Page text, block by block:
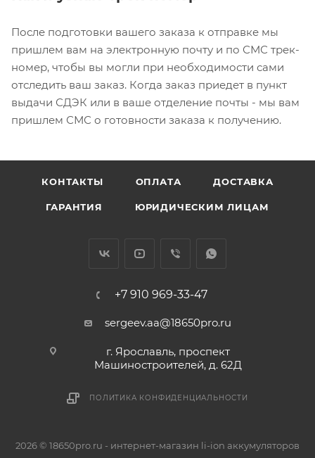
После подготовки вашего заказа к отправке мы
пришлем вам на электронную почту и по СМС трек-
номер, чтобы вы могли при необходимости сами
отследить ваш заказ. Когда заказ приедет в пункт
выдачи СДЭК или в ваше отделение почты - мы вам
пришлем СМС о готовности заказа к получению.
КОНТАКТЫ ОПЛАТА ДОСТАВКА
ГАРАНТИЯ ЮРИДИЧЕСКИМ ЛИЦАМ
+7 910 969-33-47
sergeev.aa@18650pro.ru
г. Ярославль, проспект
Машиностроителей, д. 62Д
ПОЛИТИКА КОНФИДЕНЦИАЛЬНОСТИ
2026 © 18650pro.ru - интернет-магазин li-ion аккумуляторов